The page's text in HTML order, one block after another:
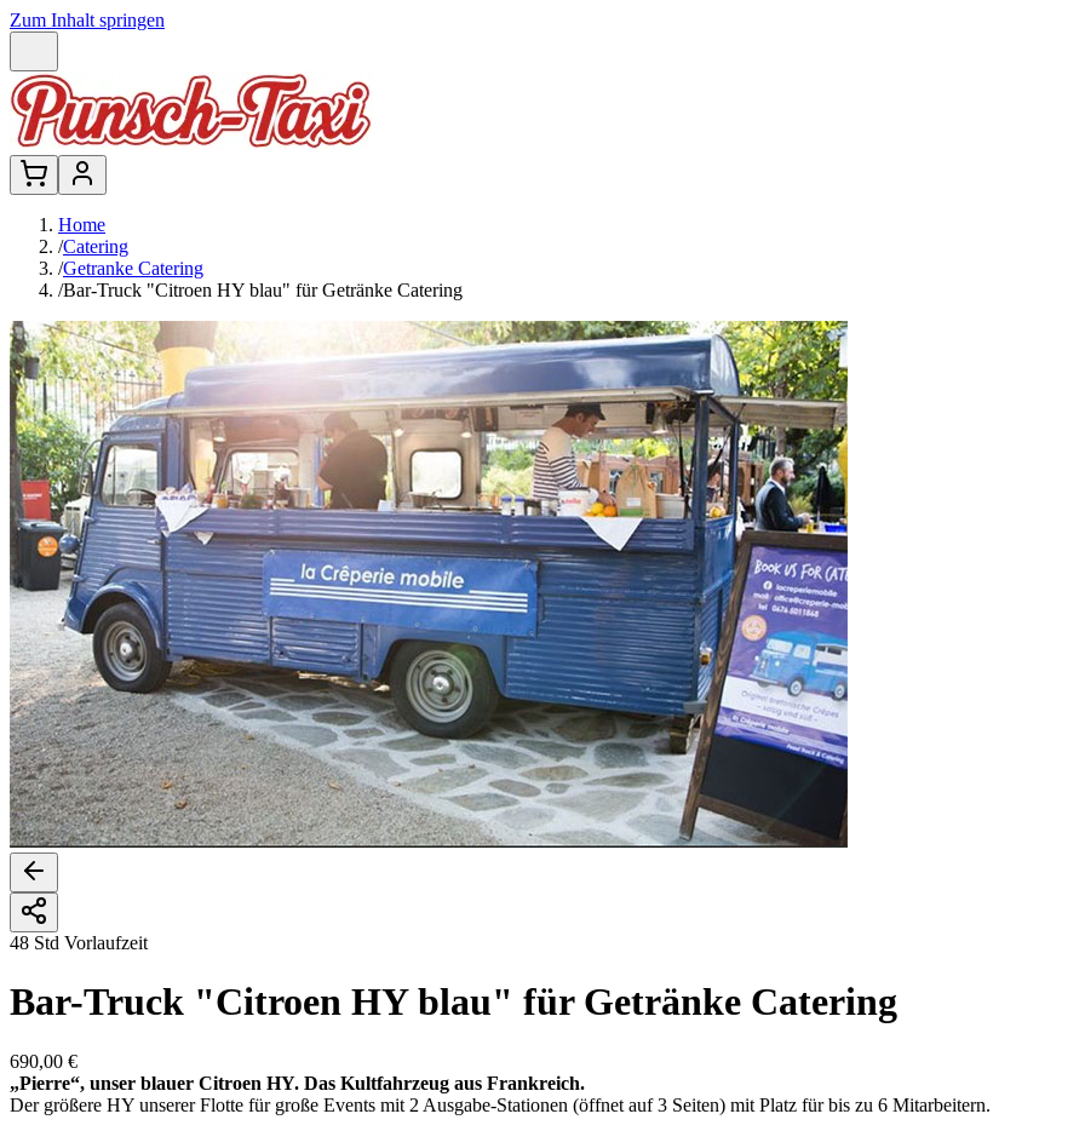
Zum Inhalt springen
Home
/Catering
/Getranke Catering
/Bar-Truck "Citroen HY blau" für Getränke Catering
48 Std Vorlaufzeit
Bar-Truck "Citroen HY blau" für Getränke Catering
690,00 €
„Pierre“, unser blauer Citroen HY. Das Kultfahrzeug aus Frankreich.
Der größere HY unserer Flotte für große Events mit 2 Ausgabe-Stationen (öffnet auf 3 Seiten) mit Platz für bis zu 6 Mitarbeitern.